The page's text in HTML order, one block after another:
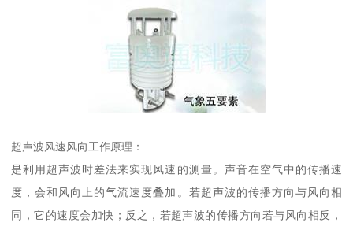
超声波风速风向工作原理：
是利用超声波时差法来实现风速的测量。声音在空气中的传播速
度，会和风向上的气流速度叠加。若超声波的传播方向与风向相
同，它的速度会加快；反之，若超声波的传播方向若与风向相反，